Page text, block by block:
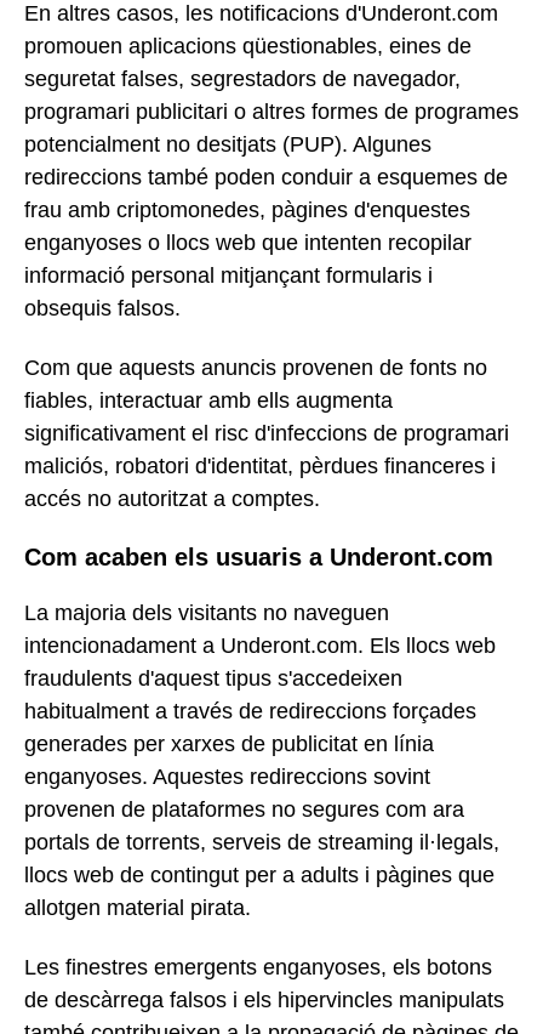
En altres casos, les notificacions d'Underont.com
promouen aplicacions qüestionables, eines de
seguretat falses, segrestadors de navegador,
programari publicitari o altres formes de programes
potencialment no desitjats (PUP). Algunes
redireccions també poden conduir a esquemes de
frau amb criptomonedes, pàgines d'enquestes
enganyoses o llocs web que intenten recopilar
informació personal mitjançant formularis i
obsequis falsos.
Com que aquests anuncis provenen de fonts no
fiables, interactuar amb ells augmenta
significativament el risc d'infeccions de programari
maliciós, robatori d'identitat, pèrdues financeres i
accés no autoritzat a comptes.
Com acaben els usuaris a Underont.com
La majoria dels visitants no naveguen
intencionadament a Underont.com. Els llocs web
fraudulents d'aquest tipus s'accedeixen
habitualment a través de redireccions forçades
generades per xarxes de publicitat en línia
enganyoses. Aquestes redireccions sovint
provenen de plataformes no segures com ara
portals de torrents, serveis de streaming il·legals,
llocs web de contingut per a adults i pàgines que
allotgen material pirata.
Les finestres emergents enganyoses, els botons
de descàrrega falsos i els hipervincles manipulats